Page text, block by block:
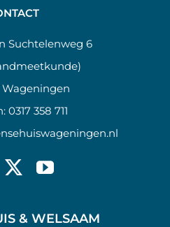
Suchtelenweg 6
Wageningen
0317 358 711
& WELSAAM